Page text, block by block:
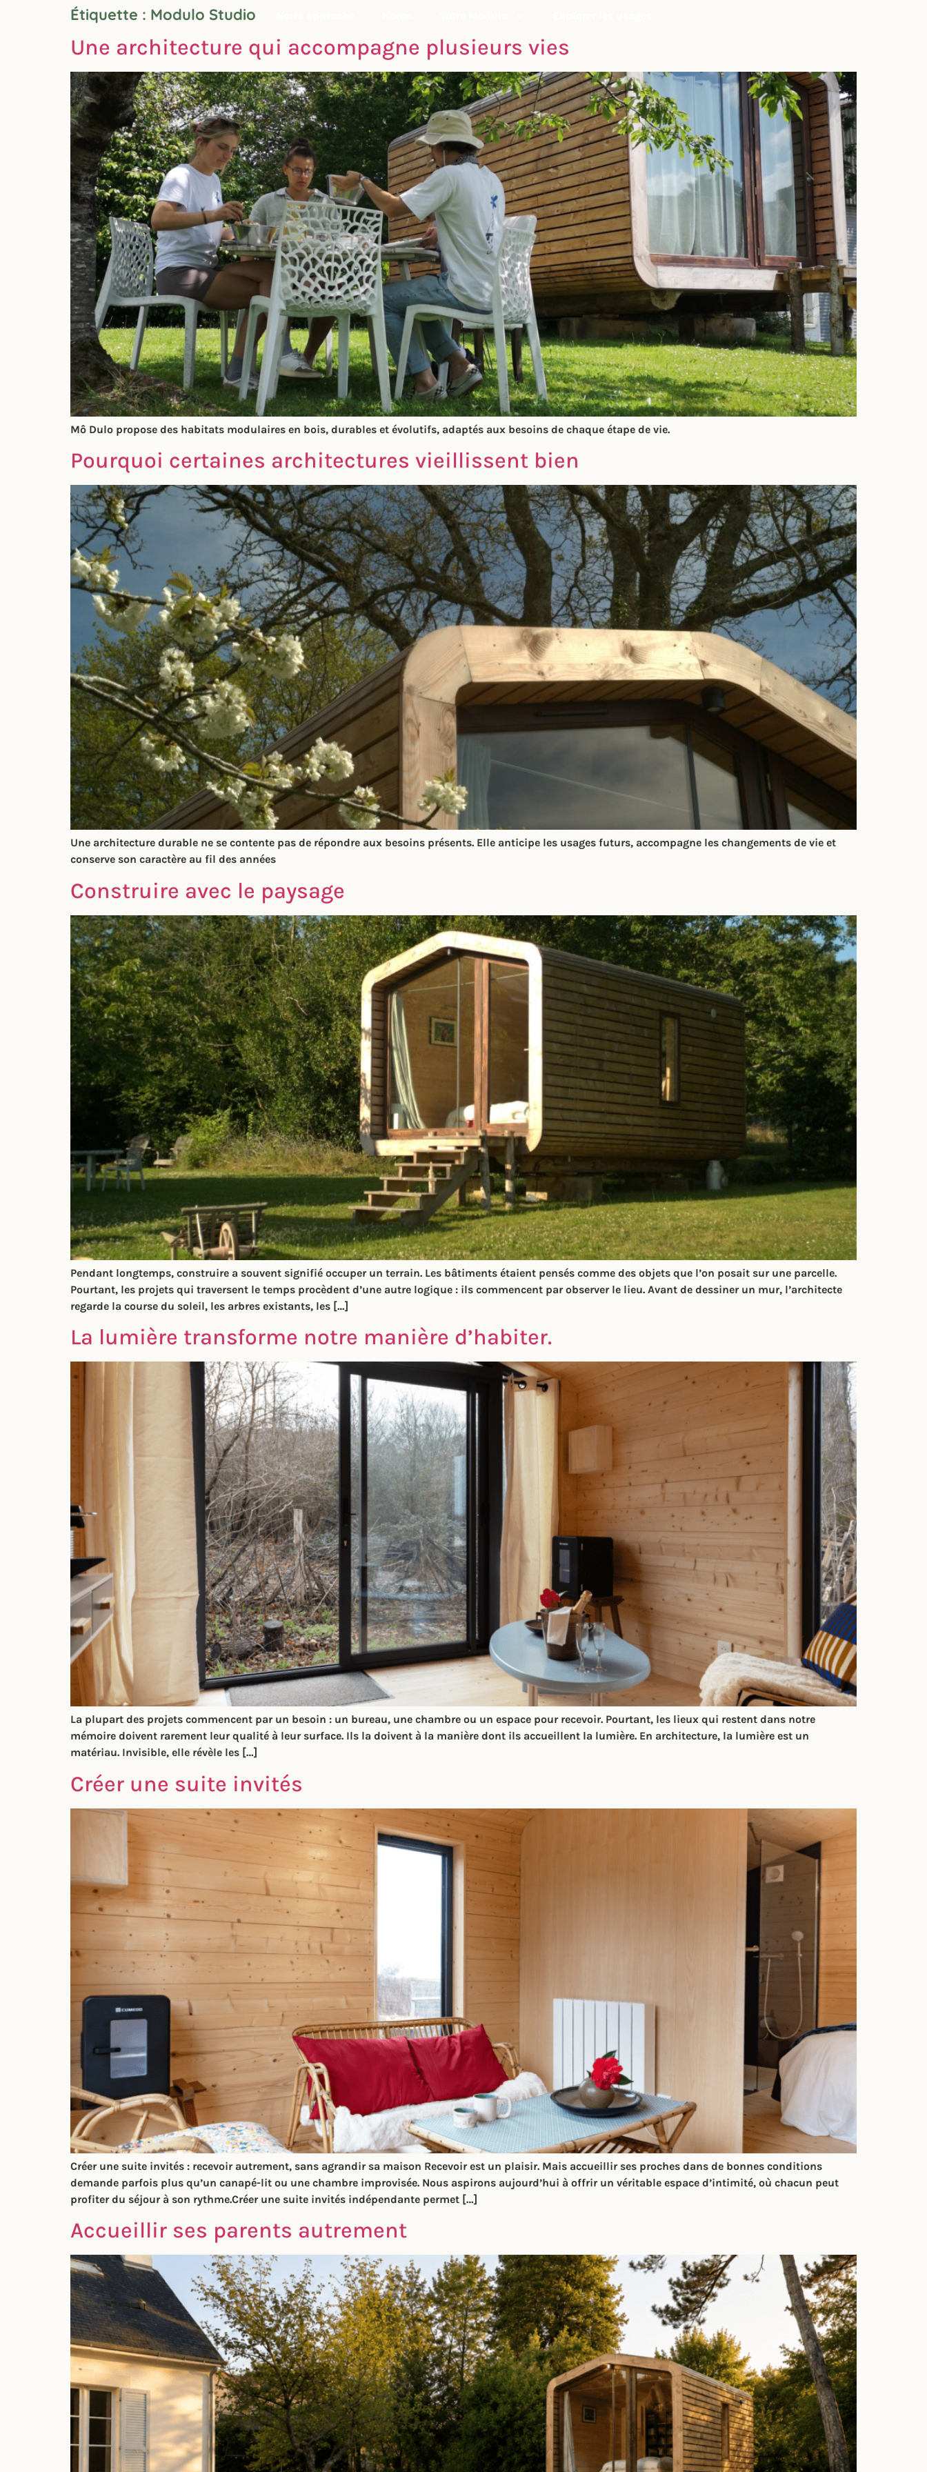
Étiquette : Modulo Studio
Une architecture qui accompagne plusieurs vies
Mô Dulo propose des habitats modulaires en bois, durables et évolutifs, adaptés aux besoins de chaque étape de vie.
Pourquoi certaines architectures vieillissent bien
Une architecture durable ne se contente pas de répondre aux besoins présents. Elle anticipe les usages futurs, accompagne les changements de vie et
conserve son caractère au fil des années
Construire avec le paysage
Pendant longtemps, construire a souvent signifié occuper un terrain. Les bâtiments étaient pensés comme des objets que l’on posait sur une parcelle.
Pourtant, les projets qui traversent le temps procèdent d’une autre logique : ils commencent par observer le lieu. Avant de dessiner un mur, l’architecte
regarde la course du soleil, les arbres existants, les […]
La lumière transforme notre manière d’habiter.
La plupart des projets commencent par un besoin : un bureau, une chambre ou un espace pour recevoir. Pourtant, les lieux qui restent dans notre
mémoire doivent rarement leur qualité à leur surface. Ils la doivent à la manière dont ils accueillent la lumière. En architecture, la lumière est un
matériau. Invisible, elle révèle les […]
Créer une suite invités
Créer une suite invités : recevoir autrement, sans agrandir sa maison Recevoir est un plaisir. Mais accueillir ses proches dans de bonnes conditions
demande parfois plus qu’un canapé-lit ou une chambre improvisée. Nous aspirons aujourd’hui à offrir un véritable espace d’intimité, où chacun peut
profiter du séjour à son rythme.Créer une suite invités indépendante permet […]
Accueillir ses parents autrement